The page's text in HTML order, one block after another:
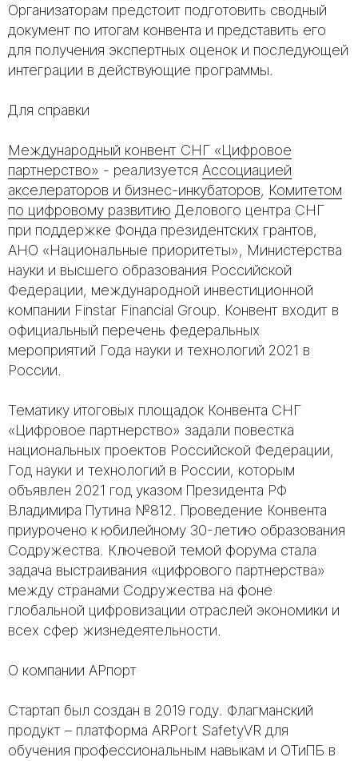
Организаторам предстоит подготовить сводный
документ по итогам конвента и представить его
для получения экспертных оценок и последующей
интеграции в действующие программы.
Для справки
Международный конвент СНГ «Цифровое
партнерство» - реализуется Ассоциацией
акселераторов и бизнес-инкубаторов, Комитетом
по цифровому развитию Делового центра СНГ
при поддержке Фонда президентских грантов,
АНО «Национальные приоритеты», Министерства
науки и высшего образования Российской
Федерации, международной инвестиционной
компании Finstar Financial Group. Конвент входит в
официальный перечень федеральных
мероприятий Года науки и технологий 2021 в
России.
Тематику итоговых площадок Конвента СНГ
«Цифровое партнерство» задали повестка
национальных проектов Российской Федерации,
Год науки и технологий в России, которым
объявлен 2021 год указом Президента РФ
Владимира Путина №812. Проведение Конвента
приурочено к юбилейному 30-летию образования
Содружества. Ключевой темой форума стала
задача выстраивания «цифрового партнерства»
между странами Содружества на фоне
глобальной цифровизации отраслей экономики и
всех сфер жизнедеятельности.
О компании АРпорт
Стартап был создан в 2019 году. Флагманский
продукт – платформа ARPort SafetyVR для
обучения профессиональным навыкам и ОТиПБ в